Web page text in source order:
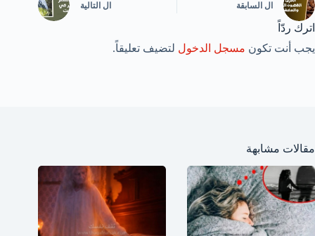
ال السابقة ال التالية
اترك ردّاً
يجب أنت تكون مسجل الدخول لتضيف تعليقاً.
مقالات مشابهة